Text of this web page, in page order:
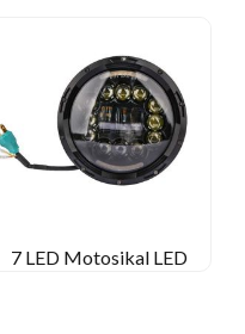
7 LED Motosikal LED